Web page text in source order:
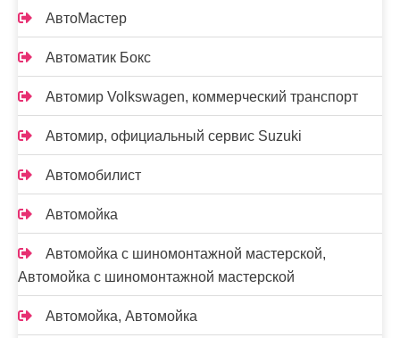
АвтоМастер
Автоматик Бокс
Автомир Volkswagen, коммерческий транспорт
Автомир, официальный сервис Suzuki
Автомобилист
Автомойка
Автомойка с шиномонтажной мастерской,
Автомойка с шиномонтажной мастерской
Автомойка, Автомойка